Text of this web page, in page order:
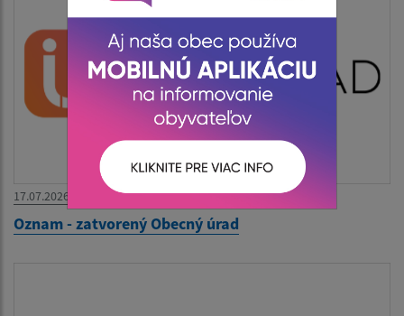
17.07.2026
Oznam - zatvorený Obecný úrad